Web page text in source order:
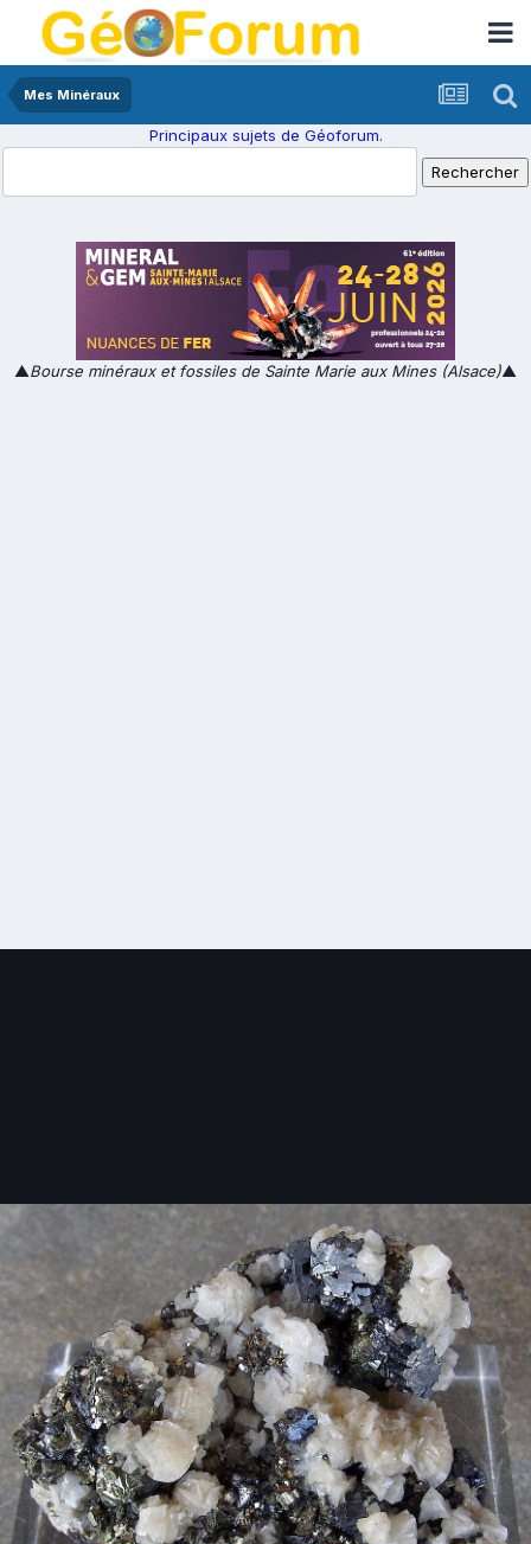
Mes Minéraux
Principaux sujets de Géoforum.
▲Bourse minéraux et fossiles de Sainte Marie aux Mines (Alsace)▲